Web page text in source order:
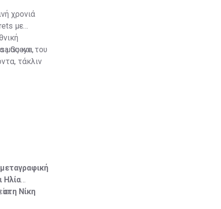
χρονιά
με
Gueye,
τάκλιν
μας και του
Ηλία
Νίκη